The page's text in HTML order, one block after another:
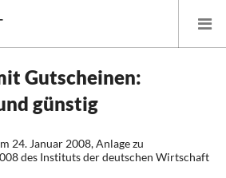
Gutscheinen:
günstig
24. Januar 2008, Anlage zu
des Instituts der deutschen Wirtschaft